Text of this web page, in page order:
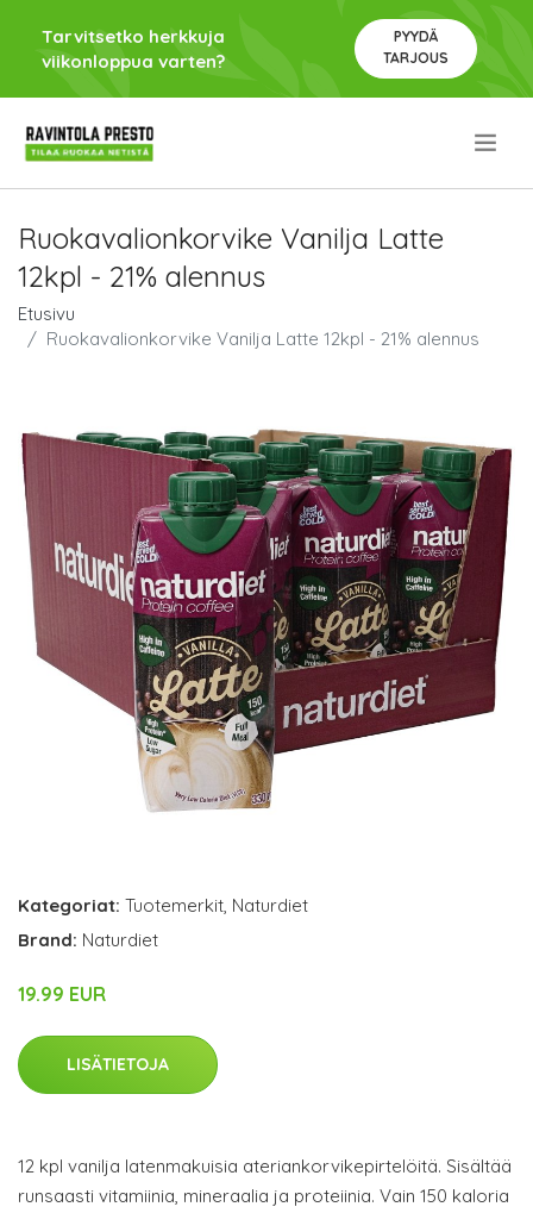
Tarvitsetko herkkuja
viikonloppua varten?
PYYDÄ
TARJOUS
Ruokavalionkorvike Vanilja Latte
12kpl - 21% alennus
Etusivu
Ruokavalionkorvike Vanilja Latte 12kpl - 21% alennus
Kategoriat: Tuotemerkit, Naturdiet
Brand: Naturdiet
19.99 EUR
LISÄTIETOJA
12 kpl vanilja latenmakuisia ateriankorvikepirtelöitä. Sisältää
runsaasti vitamiinia, mineraalia ja proteiinia. Vain 150 kaloria